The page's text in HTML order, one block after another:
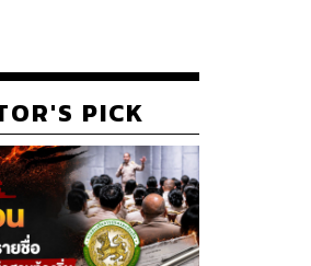
PICK